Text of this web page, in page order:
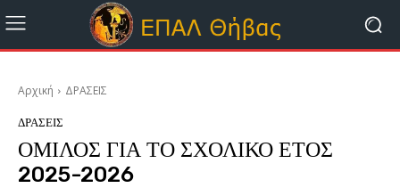
Αρχική ΔΡΑΣΕΙΣ
ΔΡΑΣΕΙΣ
ΟΜΙΛΟΣ ΓΙΑ ΤΟ ΣΧΟΛΙΚΟ ΕΤΟΣ
2025-2026